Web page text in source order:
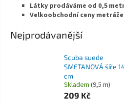
Látky prodáváme od 0,5
Velkoobchodní ceny
Nejprodávanější
Scuba suede
SMETANOVÁ šíře
cm
Skladem (9,5 m)
209 Kč